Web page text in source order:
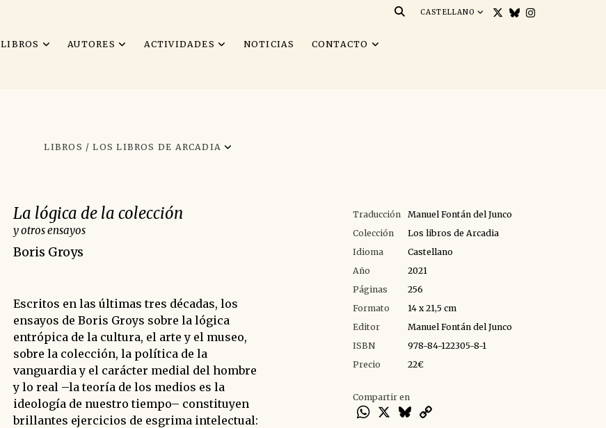
LIBROS AUTORES ACTIVIDADES NOTICIAS CONTACTO
CASTELLANO
LIBROS / LOS LIBROS DE ARCADIA
La lógica de la colección
y otros ensayos
Boris Groys
Escritos en las últimas tres décadas, los
ensayos de Boris Groys sobre la lógica
entrópica de la cultura, el arte y el museo,
sobre la colección, la política de la
vanguardia y el carácter medial del hombre
y lo real –la teoría de los medios es la
ideología de nuestro tiempo– constituyen
brillantes ejercicios de esgrima intelectual:
Traducción
Manuel Fontán del Junco
Colección
Los libros de Arcadia
Idioma
Castellano
Año
2021
Páginas
256
Formato
14 x 21,5 cm
Editor
Manuel Fontán del Junco
ISBN
978-84-122305-8-1
Precio
22€
Compartir en
WhatsApp
X Bluesky